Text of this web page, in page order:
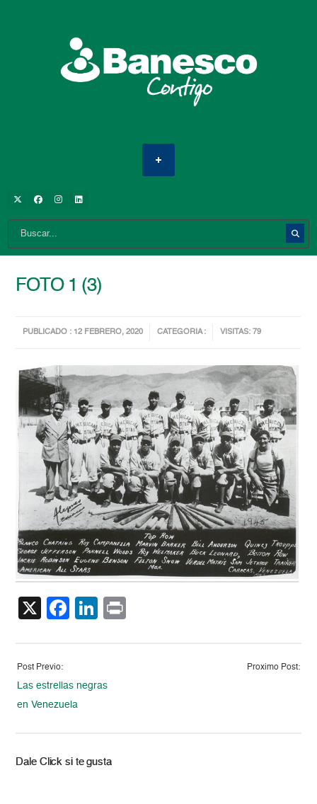
FOTO 1 (3)
PUBLICADO : 12 FEBRERO, 2020 CATEGORIA : VISITAS: 79
X Facebook
LinkedIn
Post Previo:
Las estrellas negras
en Venezuela
Proximo Post:
Dale Click si te gusta